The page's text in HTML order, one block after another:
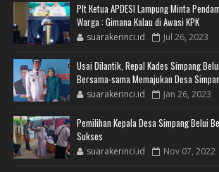
Plt Ketua APDESI Lampung Minta
Warga : Gimana Kalau di Awasi KPK
suarakerinci.id Jul 26, 2023
Usai Dilantik, Repal Kades Simpang
Bersama-sama Memajukan Desa
suarakerinci.id Jan 26, 2023
Pemilihan Kepala Desa Simpang Belui
Sukses
suarakerinci.id Nov 07, 2022